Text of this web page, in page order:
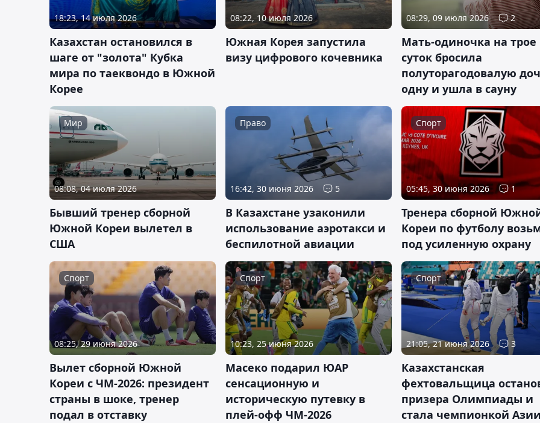
18:23, 14 июля 2026
Казахстан остановился в
шаге от "золота" Кубка
мира по таеквондо в Южной
Корее
08:22, 10 июля 2026
Южная Корея запустила
визу цифрового кочевника
08:29, 09 июля 2026 2
Мать-одиночка на трое
суток бросила
полуторагодовалую
одну и ушла в сауну
Мир
08:08, 04 июля 2026
Бывший тренер сборной
Южной Кореи вылетел в
США
Право
16:42, 30 июня 2026 5
В Казахстане узаконили
использование аэротакси и
беспилотной авиации
Спорт
05:45, 30 июня 2026 1
Тренера сборной
Кореи по футболу
под усиленную охрану
Спорт
08:25, 29 июня 2026
Вылет сборной Южной
Кореи с ЧМ-2026: президент
страны в шоке, тренер
подал в отставку
Спорт
10:23, 25 июня 2026
Масеко подарил ЮАР
сенсационную и
историческую путевку в
плей-офф ЧМ-2026
Спорт
21:05, 21 июня 2026 3
Казахстанская
фехтовальщица
призера Олимпиады и
стала чемпионкой